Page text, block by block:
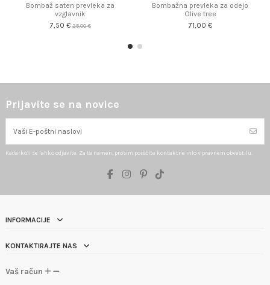
Bombaž saten prevleka za
vzglavnik
7,50 €25,00 €
Bombažna prevleka za odejo
Olive tree
71,00 €
Prijavite se na novice
Kadarkoli se lahko odjavite. Za ta namen, prosim poiščite kontaktne info v pravnem obvestilu.
INFORMACIJE
KONTAKTIRAJTE NAS
Vaš račun